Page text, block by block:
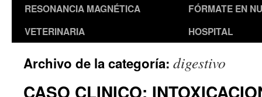
RESONANCIA MAGNÉTICA
VETERINARIA
FÓRMATE EN
HOSPITAL
Archivo de la categoría: digestivo
CASO CLINICO: